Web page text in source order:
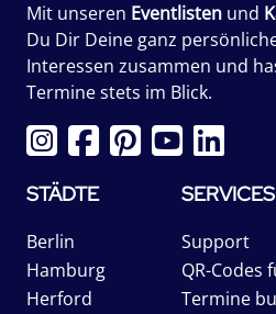
Mit unseren Eventlisten und
Du Dir Deine ganz
Interessen zusammen und
Termine stets im Blick.
STÄDTE
Berlin
Hamburg
Herford
SERVICES
Support
QR-Codes
Termine